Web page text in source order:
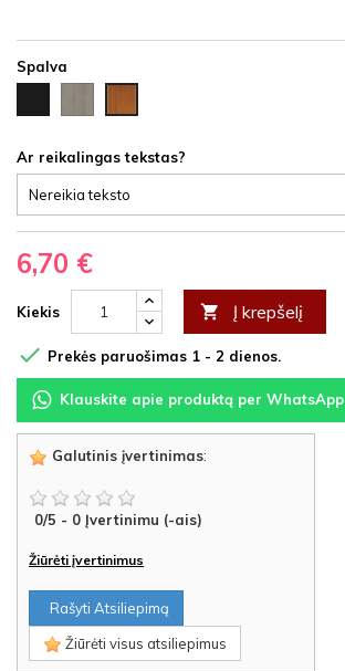
Spalva
HDF
latte
HDF
Ar reikalingas tekstas?
6,70 €
Kiekis  Į krepšelį
 Prekės paruošimas 1 - 2 dienos.
Klauskite apie produktą per WhatsApp
Galutinis įvertinimas:
0/5 - 0 Įvertinimu (-ais)
Žiūrėti įvertinimus
Rašyti Atsiliepimą
Žiūrėti visus atsiliepimus